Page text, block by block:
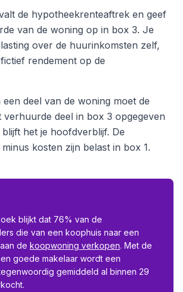
de hypotheekrenteaftrek en geef
van de woning op in box 3. Je
over de huurinkomsten zelf,
rendement op de
deel van de woning moet de
verhuurde deel in box 3 opgegeven
het je hoofdverblijf. De
kosten zijn belast in box 1.
blijkt dat 76% van de
die van een koophuis naar een
de koopwoning verkopen. Met de
goede makelaar wordt een
gemiddeld al binnen 29